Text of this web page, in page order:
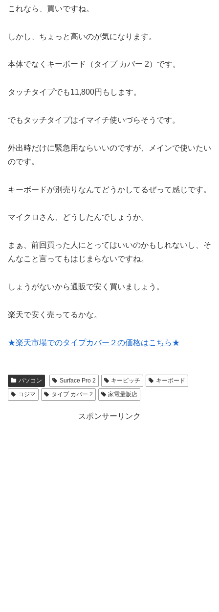
これなら、買いですね。
しかし、ちょっと高いのが気になります。
本体でなくキーボード（タイプ カバー 2）です。
タッチタイプでも11,800円もします。
でもタッチタイプはイマイチ使いづらそうです。
外出時だけに緊急用ならいいのですが、メインで使いたい
のです。
キーボードが別売りなんてどうかしてるぜって感じです。
マイクロさん、どうしたんでしょうか。
まぁ、前回買った人にとってはいいのかもしれないし、そ
んなこと言ってもはじまらないですね。
しょうがないから通販で安く買いましょう。
楽天で安く売ってるかな。
★楽天市場でのタイプカバー２の価格はこちら★
パソコン Surface Pro 2 キーピッチ
キーボード
コジマ
タイプ カバー 2 家電量販店
スポンサーリンク